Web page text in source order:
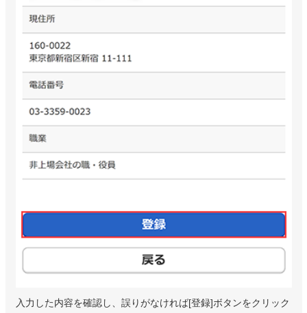
入力した内容を確認し、誤りがなければ[登録]ボタンをクリック